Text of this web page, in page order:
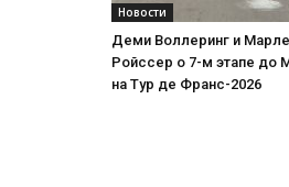
Новости
Деми Воллеринг и
Ройссер о 7-м этапе до
на Тур де Франс-2026